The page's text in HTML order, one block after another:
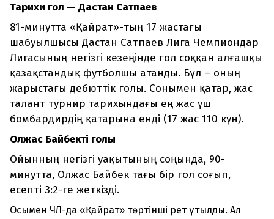
Тарихи гол — Дастан Сатпаев
81-минутта «Қайрат»-тың 17 жастағы
шабуылшысы Дастан Сатпаев Лига Чемпиондар
Лигасының негізгі кезеңінде гол соққан алғашқы
қазақстандық футболшы атанды. Бұл – оның
жарыстағы дебюттік голы. Сонымен қатар, жас
талант турнир тарихындағы ең жас үш
бомбардирдің қатарына енді (17 жас 110 күн).
Олжас Байбектің голы
Ойынның негізгі уақытының соңында, 90-
минутта, Олжас Байбек тағы бір гол соғып,
есепті 3:2-ге жеткізді.
Осымен ЧЛ-да «Қайрат» төртінші рет ұтылды. Ал